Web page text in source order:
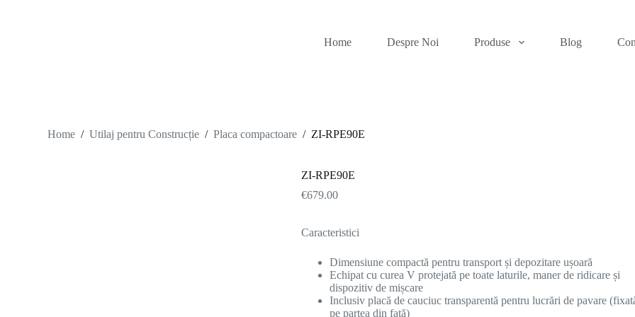
Home Despre Noi Produse Blog
Home / Utilaj pentru Construcție / Placa compactoare / ZI-RPE90E
ZI-RPE90E
€679.00
Caracteristici
Dimensiune compactă pentru transport și depozitare ușoară
Echipat cu curea V protejată pe toate laturile, maner de ridicare și
dispozitiv de mișcare
Inclusiv placă de cauciuc transparentă pentru lucrări de pavare
pe partea din față)